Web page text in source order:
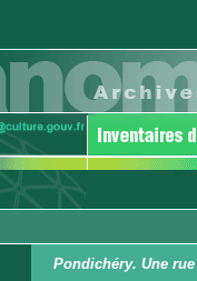
Pondichéry. Une rue